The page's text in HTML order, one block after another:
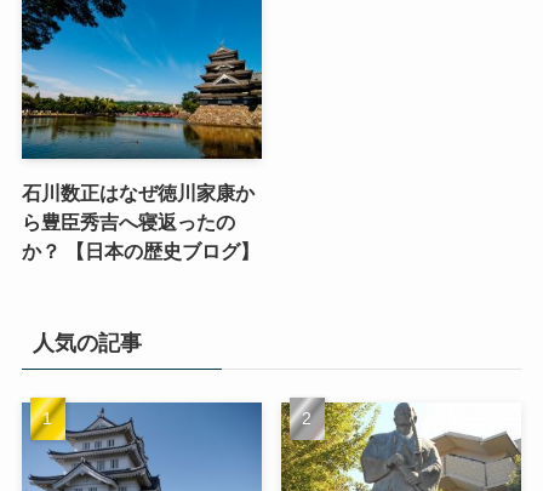
石川数正はなぜ徳川家康か
ら豊臣秀吉へ寝返ったの
か？ 【日本の歴史ブログ】
人気の記事